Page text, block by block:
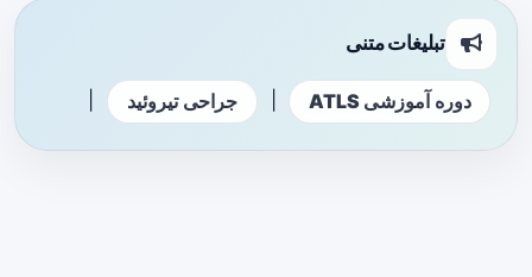
تبلیغات متنی
دوره آموزشی ATLS جراحی تیروئید